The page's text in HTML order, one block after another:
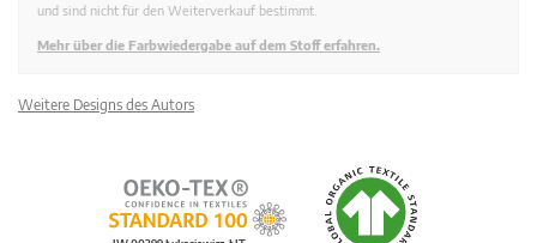
und sind nicht für den Weiterverkauf bestimmt.
Mehr über die Farbwiedergabe auf dem Stoff erfahren.
Weitere Designs des Autors